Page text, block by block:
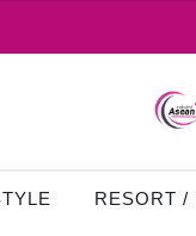
RESORT /